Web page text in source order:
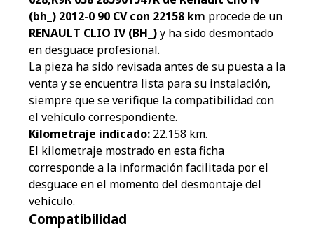
(bh_) 2012-0 90 CV con 22158 km procede de un
RENAULT CLIO IV (BH_)y ha sido desmontado
en desguace profesional.
La pieza ha sido revisada antes de su puesta a la
venta y se encuentra lista para su instalación,
siempre que se verifique la compatibilidad con
el vehículo correspondiente.
Kilometraje indicado: 22.158 km.
El kilometraje mostrado en esta ficha
corresponde a la información facilitada por el
desguace en el momento del desmontaje del
vehículo.
Compatibilidad